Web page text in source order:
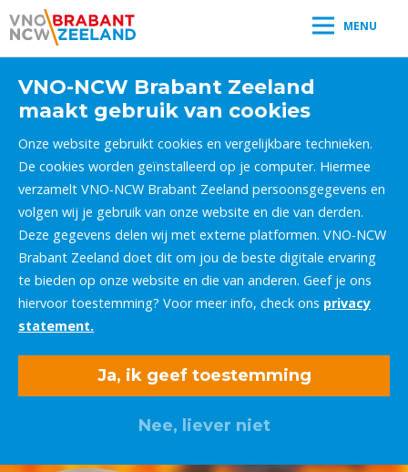
MENU
VNO-NCW Brabant Zeeland
maakt gebruik van cookies
Onze website gebruikt cookies en vergelijkbare technieken.
De cookies worden geïnstalleerd op je computer. Hiermee
verzamelt VNO-NCW Brabant Zeeland persoonsgegevens en
volgen wij je gebruik van onze website en die van derden.
Deze gegevens delen wij met externe platformen. VNO-NCW
Brabant Zeeland doet dit om jou de beste digitale ervaring
te bieden op onze website en die van anderen. Geef je ons
hiervoor toestemming? Voor meer info, check ons privacy
statement.
Ja, ik geef toestemming
Nee, liever niet